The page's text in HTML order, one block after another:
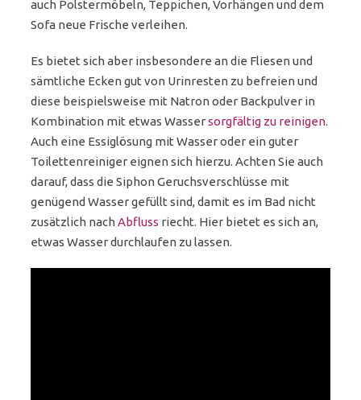
auch Polstermöbeln, Teppichen, Vorhängen und dem
Sofa neue Frische verleihen.
Es bietet sich aber insbesondere an die Fliesen und
sämtliche Ecken gut von Urinresten zu befreien und
diese beispielsweise mit Natron oder Backpulver in
Kombination mit etwas Wassersorgfältig zu reinigen.
Auch eine Essiglösung mit Wasser oder ein guter
Toilettenreiniger eignen sich hierzu. Achten Sie auch
darauf, dass die Siphon Geruchsverschlüsse mit
genügend Wasser gefüllt sind, damit es im Bad nicht
zusätzlich nachAbfluss riecht. Hier bietet es sich an,
etwas Wasser durchlaufen zu lassen.